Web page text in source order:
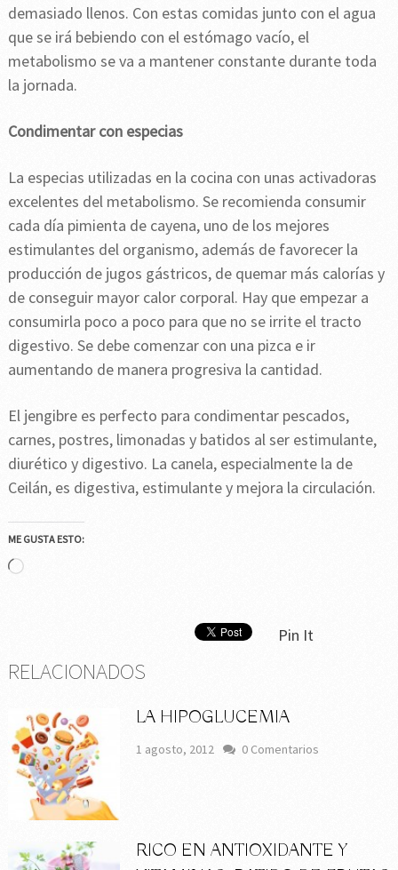
demasiado llenos. Con estas comidas junto con el agua
que se irá bebiendo con el estómago vacío, el
metabolismo se va a mantener constante durante toda
la jornada.
Condimentar con especias
La especias utilizadas en la cocina con unas activadoras
excelentes del metabolismo. Se recomienda consumir
cada día pimienta de cayena, uno de los mejores
estimulantes del organismo, además de favorecer la
producción de jugos gástricos, de quemar más calorías y
de conseguir mayor calor corporal. Hay que empezar a
consumirla poco a poco para que no se irrite el tracto
digestivo. Se debe comenzar con una pizca e ir
aumentando de manera progresiva la cantidad.
El jengibre es perfecto para condimentar pescados,
carnes, postres, limonadas y batidos al ser estimulante,
diurético y digestivo. La canela, especialmente la de
Ceilán, es digestiva, estimulante y mejora la circulación.
ME GUSTA ESTO:
Cargando...
Pin It
RELACIONADOS
LA HIPOGLUCEMIA
1 agosto, 2012 0 Comentarios
RICO EN ANTIOXIDANTE Y